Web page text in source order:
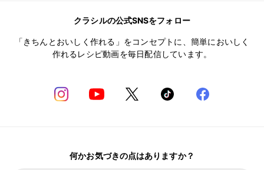
クラシルの公式SNSをフォロー
「きちんとおいしく作れる」をコンセプトに、簡単においしく
作れるレシピ動画を毎日配信しています。
何かお気づきの点はありますか？